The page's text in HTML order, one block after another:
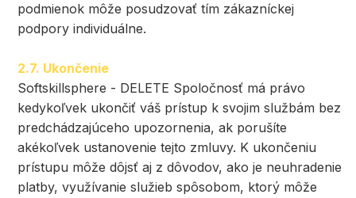
podmienok môže posudzovať tím zákazníckej
podpory individuálne.
2.7. Ukončenie
Softskillsphere - DELETE Spoločnosť má právo
kedykoľvek ukončiť váš prístup k svojim službám bez
predchádzajúceho upozornenia, ak porušíte
akékoľvek ustanovenie tejto zmluvy. K ukončeniu
prístupu môže dôjsť aj z dôvodov, ako je neuhradenie
platby, využívanie služieb spôsobom, ktorý môže